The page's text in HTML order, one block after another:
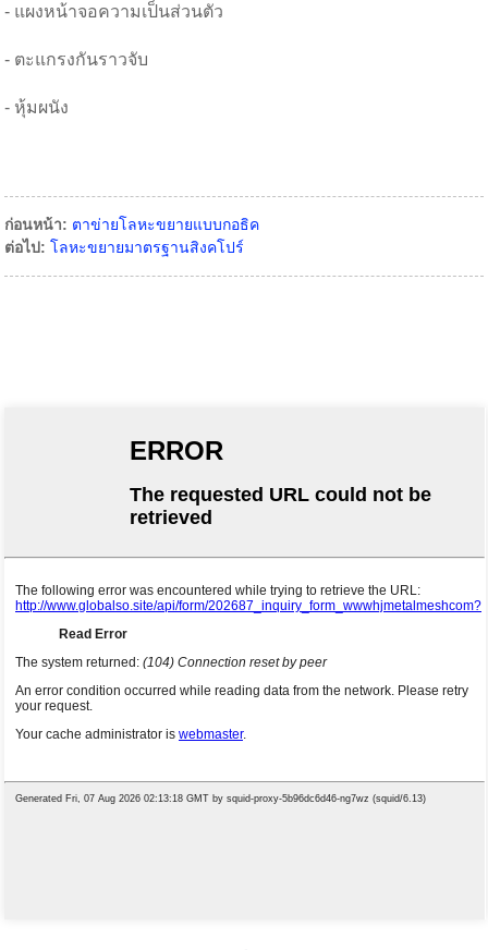
- แผงหน้าจอความเป็นส่วนตัว
- ตะแกรงกันราวจับ
- หุ้มผนัง
ก่อนหน้า: ตาข่ายโลหะขยายแบบกอธิค
ต่อไป: โลหะขยายมาตรฐานสิงคโปร์